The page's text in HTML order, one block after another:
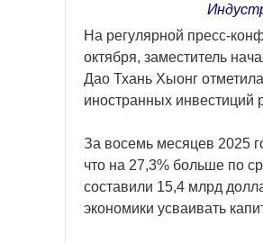
На регулярной пресс-
октября, заместитель
Дао Тхань Хыонг
иностранных инвестиций
За восемь месяцев 2025
что на 27,3% больше по
составили 15,4 млрд
экономики усваивать